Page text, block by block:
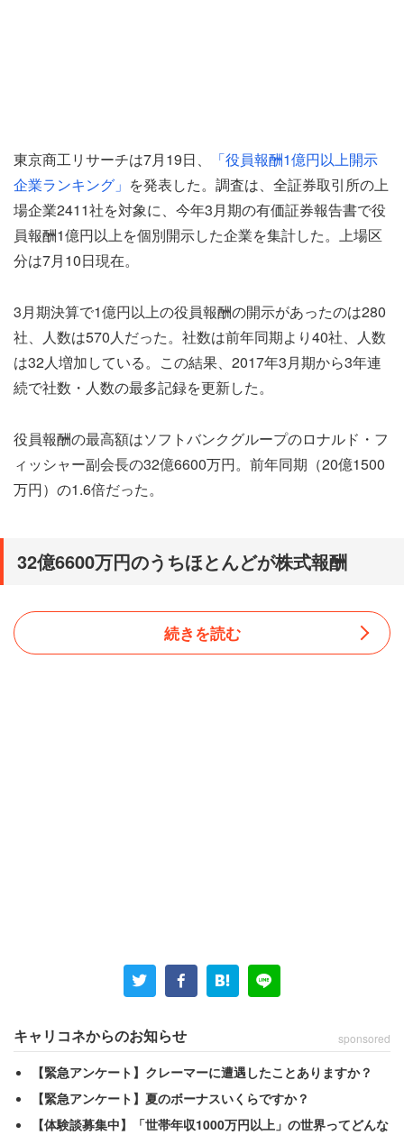
東京商工リサーチは7月19日、
「役員報酬1億円以上開示
企業ランキング」 を発表した。調査は、全証券取引所の上
場企業2411社を対象に、今年3月期の有価証券報告書で役
員報酬1億円以上を個別開示した企業を集計した。上場区
分は7月10日現在。
3月期決算で1億円以上の役員報酬の開示があったのは280
社、人数は570人だった。社数は前年同期より40社、人数
は32人増加している。この結果、2017年3月期から3年連
続で社数・人数の最多記録を更新した。
役員報酬の最高額はソフトバンクグループのロナルド・フ
ィッシャー副会長の32億6600万円。前年同期（20億1500
万円）の1.6倍だった。
32億6600万円のうちほとんどが株式報酬
酬の大半を退職慰労金で占めた。3位は、ソフトバンクグ
ループのマルセロ・クラウレ副社長COOで18億200万円。
フィッシャー副会長と違い、基本報酬が主体となってい
る。
続きを読む
キャリコネからのお知らせ sponsored
【緊急アンケート】クレーマーに遭遇したことありますか？
【緊急アンケート】夏のボーナスいくらですか？
【体験談募集中】「世帯年収1000万円以上」の世界ってどんな